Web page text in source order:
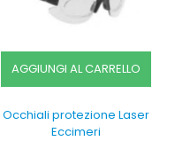
AGGIUNGI AL CARRELLO
Occhiali protezione Laser
Eccimeri